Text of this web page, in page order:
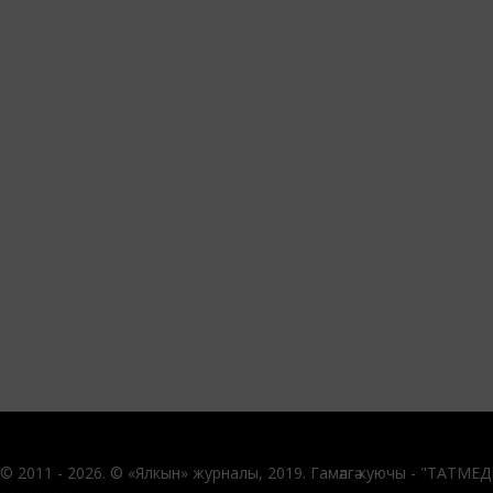
© 2011 - 2026. © «Ялкын» журналы, 2019. Гамәлгә куючы -